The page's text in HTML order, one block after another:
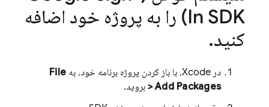
In SDK) را به پروژه خود اضافه
کنید.
در Xcode، با باز کردن پروژه برنامه خود، به
File
> Add Packages بروید.